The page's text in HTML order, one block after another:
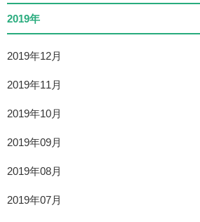
2019年
2019年12月
2019年11月
2019年10月
2019年09月
2019年08月
2019年07月